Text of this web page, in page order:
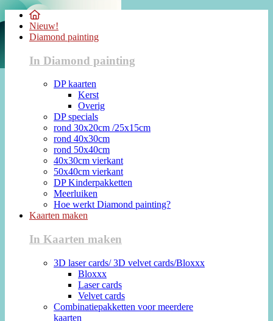
Nieuw!
Diamond painting
In Diamond painting
DP kaarten
Kerst
Overig
DP specials
rond 30x20cm /25x15cm
rond 40x30cm
rond 50x40cm
40x30cm vierkant
50x40cm vierkant
DP Kinderpakketten
Meerluiken
Hoe werkt Diamond painting?
Kaarten maken
In Kaarten maken
3D laser cards/ 3D velvet cards/Bloxxx
Bloxxx
Laser cards
Velvet cards
Combinatiepakketten voor meerdere
kaarten